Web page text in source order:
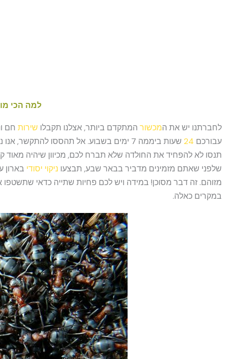
למה הכי
לחברתנו יש את המכשור המתקדם ביותר, אצלנו תקבלו שירות חם
עבורכם 24
שעות ביממה 7 ימים בשבוע. אל תהססו
תנסו לא להפחיד את החולדה שלא תברח לכם, מכיוון שיהיה מאוד
שלפני שאתם מזמינים מדביר בבאר שבע, תבצעו ניקוי יסודי בארון
מזוהם. זה דבר מסוכן! במידה ויש לכם פחיות שתייה כדאי
במקרים כאלה.